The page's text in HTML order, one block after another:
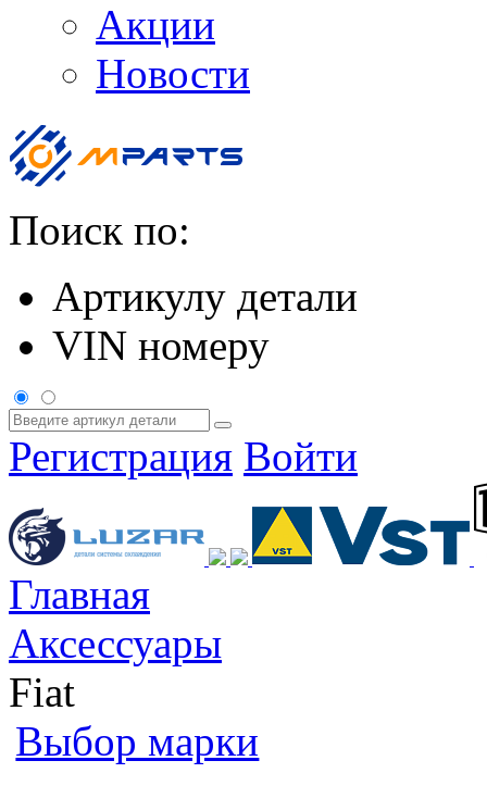
Акции
Новости
Поиск по:
Артикулу детали
VIN номеру
Регистрация Войти
Главная
Аксессуары
Fiat
Выбор марки